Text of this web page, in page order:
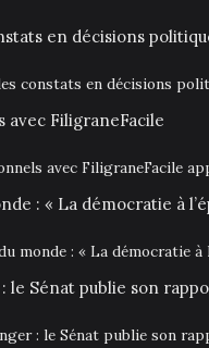
en décisions
constats en décisions
avec FiligraneFacile
avec FiligraneFacile
: « La démocratie à
monde : « La démocratie
le Sénat publie son
: le Sénat publie son